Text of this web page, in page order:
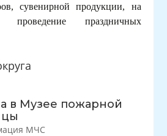
в Музее пожарной
МЧС
сувенирной продукции, на
праздничных